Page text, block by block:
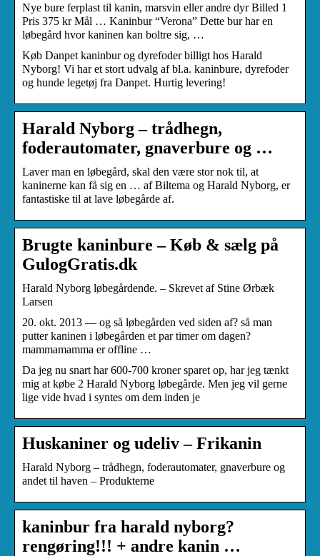
Nye bure ferplast til kanin, marsvin eller andre dyr Billed 1
Pris 375 kr Mål … Kaninbur “Verona” Dette bur har en
løbegård hvor kaninen kan boltre sig, …
Køb Danpet kaninbur og dyrefoder billigt hos Harald
Nyborg! Vi har et stort udvalg af bl.a. kaninbure, dyrefoder
og hunde legetøj fra Danpet. Hurtig levering!
Harald Nyborg – trådhegn,
foderautomater, gnaverbure og …
Laver man en løbegård, skal den være stor nok til, at
kaninerne kan få sig en … af Biltema og Harald Nyborg, er
fantastiske til at lave løbegårde af.
Brugte kaninbure – Køb & sælg på
GulogGratis.dk
Harald Nyborg løbegårdende. – Skrevet af Stine Ørbæk
Larsen
20. okt. 2013 — og så løbegården ved siden af? så man
putter kaninen i løbegården et par timer om dagen?
mammamamma er offline …
Da jeg nu snart har 600-700 kroner sparet op, har jeg tænkt
mig at købe 2 Harald Nyborg løbegårde. Men jeg vil gerne
lige vide hvad i syntes om dem inden je
Huskaniner og udeliv – Frikanin
Harald Nyborg – trådhegn, foderautomater, gnaverbure og
andet til haven – Produkterne
kaninbur fra harald nyborg?
rengøring!!! + andre kanin …